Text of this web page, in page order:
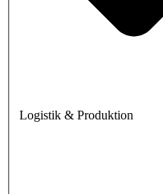
Logistik & Produktion